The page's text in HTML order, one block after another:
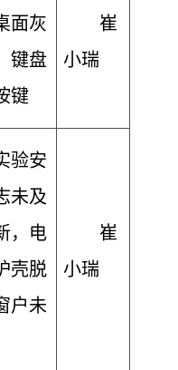
面灰
键盘
键
崔
小瑞
验安
未及
，电
壳脱
户未
崔
小瑞